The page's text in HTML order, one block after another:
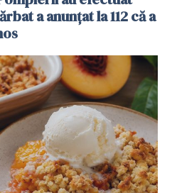
a anunțat la 112 că a